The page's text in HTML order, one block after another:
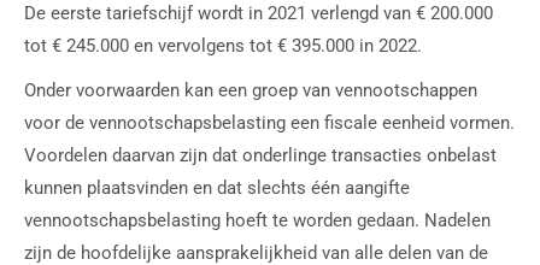
De eerste tariefschijf wordt in 2021 verlengd van € 200.000
tot € 245.000 en vervolgens tot € 395.000 in 2022.
Onder voorwaarden kan een groep van vennootschappen
voor de vennootschapsbelasting een fiscale eenheid vormen.
Voordelen daarvan zijn dat onderlinge transacties onbelast
kunnen plaatsvinden en dat slechts één aangifte
vennootschapsbelasting hoeft te worden gedaan. Nadelen
zijn de hoofdelijke aansprakelijkheid van alle delen van de